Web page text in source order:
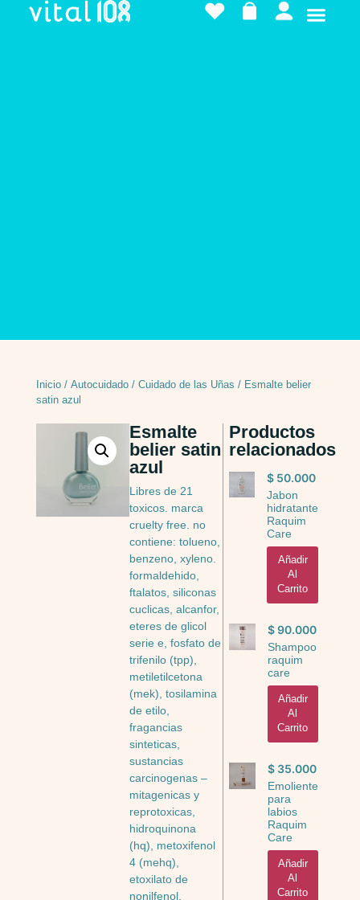
Inicio/ Autocuidado/ Cuidado de las Uñas / Esmalte belier
satin azul
Esmalte
belier satin
azul
Libres de 21
toxicos. marca
cruelty free. no
contiene: tolueno,
benzeno, xyleno.
formaldehido,
ftalatos, siliconas
cuclicas, alcanfor,
eteres de glicol
serie e, fosfato de
trifenilo (tpp),
metiletilcetona
(mek), tosilamina
de etilo,
fragancias
sinteticas,
sustancias
carcinogenas –
mitagenicas y
reprotoxicas,
hidroquinona
(hq), metoxifenol
4 (mehq),
etoxilato de
nonilfenol,
Productos
relacionados
$ 50.000
Jabon
hidratante
Raquim
Care
Añadir
Al
Carrito
$90.000
Shampoo
raquim
care
Añadir
Al
Carrito
$35.000
Emoliente
para
labios
Raquim
Care
Añadir
Al
Carrito